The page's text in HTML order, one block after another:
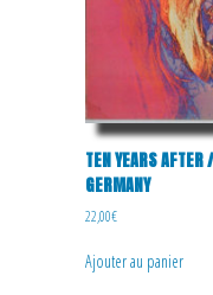
TEN YEARS
GERMANY
22,00€
Ajouter au panier